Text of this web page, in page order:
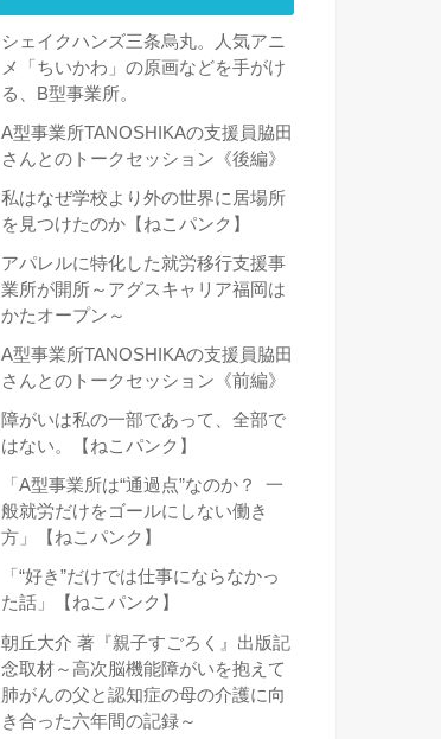
シェイクハンズ三条烏丸。人気アニ
メ「ちいかわ」の原画などを手がけ
る、B型事業所。
A型事業所TANOSHIKAの支援員脇田
さんとのトークセッション《後編》
私はなぜ学校より外の世界に居場所
を見つけたのか【ねこパンク】
アパレルに特化した就労移行支援事
業所が開所～アグスキャリア福岡は
かたオープン～
A型事業所TANOSHIKAの支援員脇田
さんとのトークセッション《前編》
障がいは私の一部であって、全部で
はない。【ねこパンク】
「A型事業所は“通過点”なのか？ 一
般就労だけをゴールにしない働き
方」【ねこパンク】
「“好き”だけでは仕事にならなかっ
た話」【ねこパンク】
朝丘大介 著『親子すごろく』出版記
念取材～高次脳機能障がいを抱えて
肺がんの父と認知症の母の介護に向
き合った六年間の記録～